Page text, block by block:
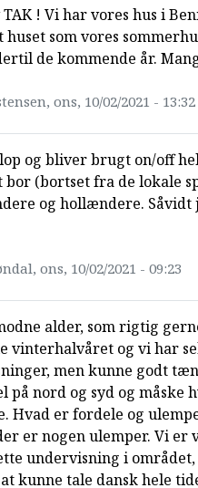
! Vi har vores hus i
som vores
de kommende år.
ons, 10/02/2021 - 13:32
og bliver brugt on/off
(bortset fra de lokale
og hollændere. Såvidt
ons, 10/02/2021 - 09:23
alder, som rigtig
vinterhalvåret og vi har
men kunne godt
på nord og syd og måske
Hvad er fordele og
er nogen ulemper. Vi er
undervisning i
kunne tale dansk hele